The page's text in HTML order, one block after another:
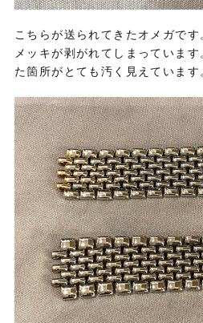
こちらが送られてきたオメガで
メッキが剥がれてしまっていま
た箇所がとても汚く見えています